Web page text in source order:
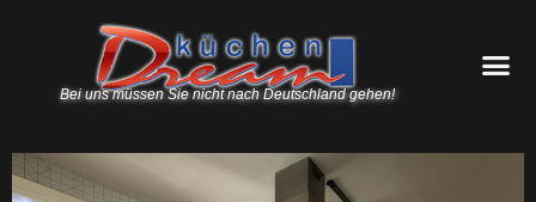
Bei uns müssen Sie nicht nach Deutschland gehen!
burger